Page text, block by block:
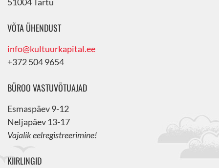
VÕTA ÜHENDUST
info@kultuurkapital.ee
+372 504 9654
BÜROO VASTUVÕTUAJAD
Esmaspäev 9-12
Neljapäev 13-17
Vajalik eelregistreerimine!
KIIRLINGID